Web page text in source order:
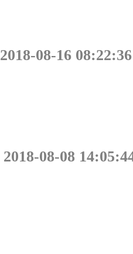
2018-08-16 08:22:36
2018-08-08